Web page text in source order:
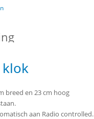
breed en 23 cm hoog
aan Radio controlled.